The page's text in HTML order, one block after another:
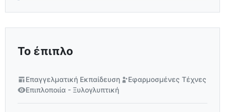
Το έπιπλο
Επαγγελματική Εκπαίδευση
Εφαρμοσμένες Τέχνες
Επιπλοποιία - Ξυλογλυπτική